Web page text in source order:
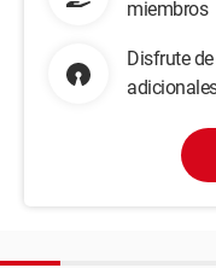
miembros
Disfrute